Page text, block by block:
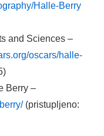
Halle-Berry
and Sciences –
oscars/halle-
Berry –
(pristupljeno: